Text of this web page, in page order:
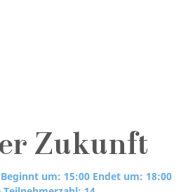
Zukunft
Beginnt um: 15:00 Endet um: 18:00